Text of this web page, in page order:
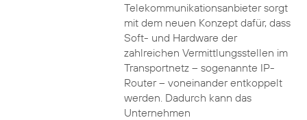
Telekommunikationsanbieter sorgt
mit dem neuen Konzept dafür, dass
Soft- und Hardware der
zahlreichen Vermittlungsstellen im
Transportnetz – sogenannte IP-
Router – voneinander entkoppelt
werden. Dadurch kann das
Unternehmen